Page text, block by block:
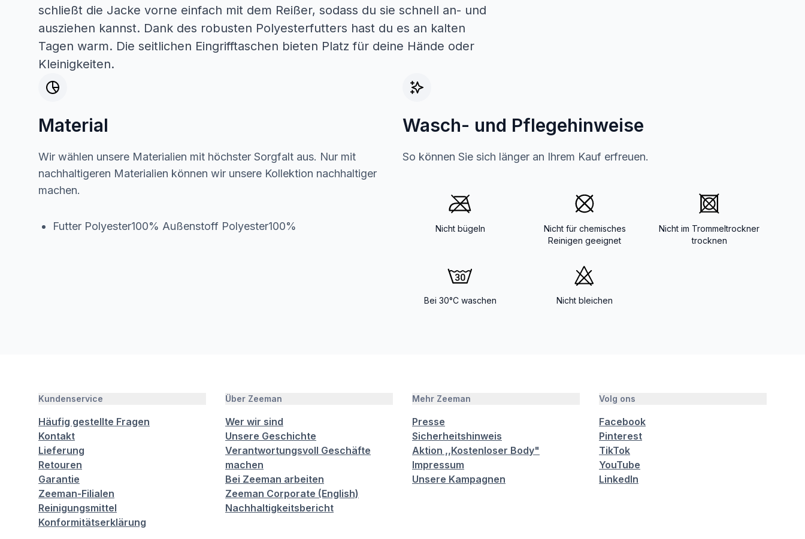
schließt die Jacke vorne einfach mit dem Reißer, sodass du sie schnell an- und
ausziehen kannst. Dank des robusten Polyesterfutters hast du es an kalten
Tagen warm. Die seitlichen Eingrifftaschen bieten Platz für deine Hände oder
Kleinigkeiten.
Material
Wir wählen unsere Materialien mit höchster Sorgfalt aus. Nur mit
nachhaltigeren Materialien können wir unsere Kollektion nachhaltiger
machen.
Futter Polyester100% Außenstoff Polyester100%
Wasch- und Pflegehinweise
So können Sie sich länger an Ihrem Kauf erfreuen.
Nicht bügeln
Nicht für chemisches
Reinigen geeignet
Nicht im Trommeltrockner
trocknen
Bei 30°C waschen Nicht bleichen
Kundenservice
Häufig gestellte Fragen
Kontakt
Lieferung
Retouren
Garantie
Zeeman-Filialen
Reinigungsmittel
Konformitätserklärung
Über Zeeman
Wer wir sind
Unsere Geschichte
Verantwortungsvoll Geschäfte
machen
Bei Zeeman arbeiten
Zeeman Corporate (English)
Nachhaltigkeitsbericht
Mehr Zeeman
Presse
Sicherheitshinweis
Aktion ,,Kostenloser Body"
Impressum
Unsere Kampagnen
Volg ons
Facebook
Pinterest
TikTok
YouTube
LinkedIn